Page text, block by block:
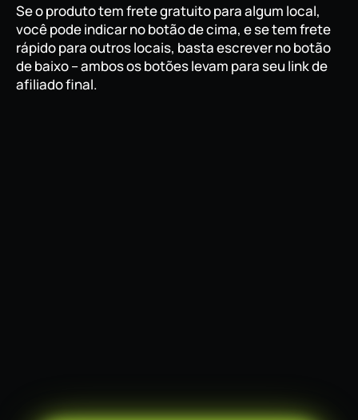
Se o produto tem frete gratuito para algum local,
você pode indicar no botão de cima, e se tem frete
rápido para outros locais, basta escrever no botão
de baixo – ambos os botões levam para seu link de
afiliado final.